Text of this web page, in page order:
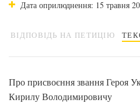
Дата оприлюднення: 15 травня
ВІДПОВІДЬ НА ПЕТИЦІЮ
Про присвоєння звання Героя
Кирилу Володимировичу